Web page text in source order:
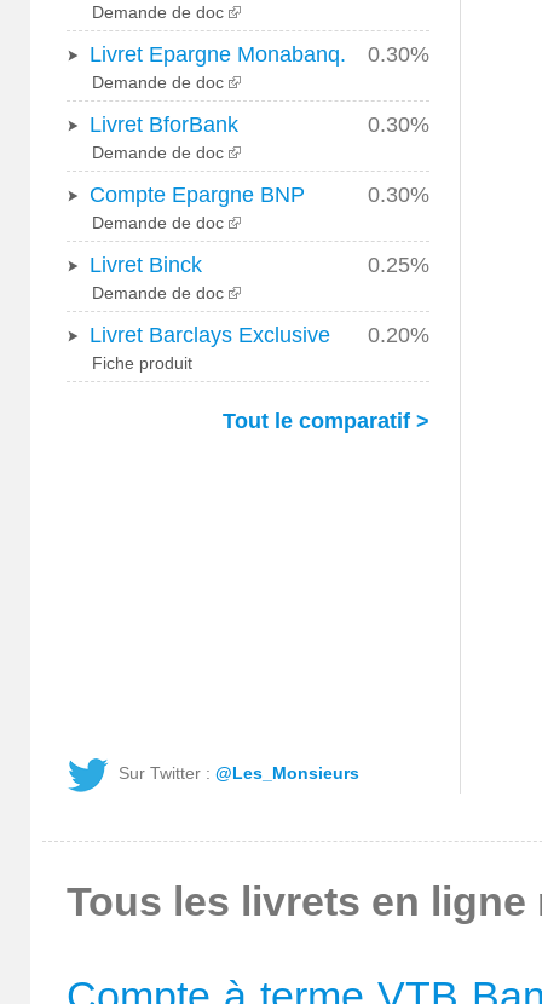
Demande de doc
Livret Epargne Monabanq. 0.30%
Demande de doc
Livret BforBank 0.30%
Demande de doc
Compte Epargne BNP 0.30%
Demande de doc
Livret Binck 0.25%
Demande de doc
Livret Barclays Exclusive 0.20%
Fiche produit
Tout le comparatif >
Sur Twitter : @Les_Monsieurs
Tous les livrets en ligne